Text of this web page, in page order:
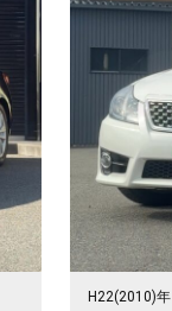
H22(2010)年